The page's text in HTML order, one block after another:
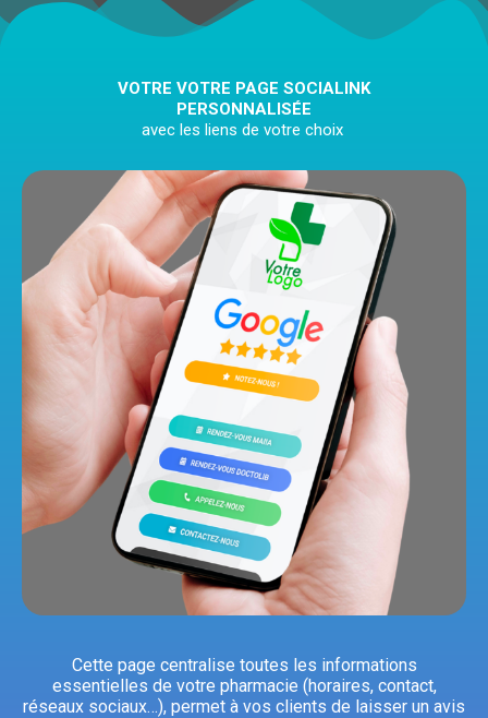
VOTRE VOTRE PAGE SOCIALINK
PERSONNALISÉE
avec les liens de votre choix
Cette page centralise toutes les informations
essentielles de votre pharmacie (horaires, contact,
réseaux sociaux…), permet à vos clients de laisser un avis